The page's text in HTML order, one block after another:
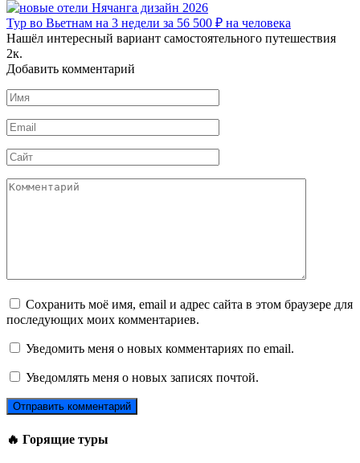
Тур во Вьетнам на 3 недели за 56 500 ₽ на человека
Нашёл интересный вариант самостоятельного путешествия
2к.
Добавить комментарий
Имя
Email
Сайт
Комментарий
Сохранить моё имя, email и адрес сайта в этом браузере для
последующих моих комментариев.
Уведомить меня о новых комментариях по email.
Уведомлять меня о новых записях почтой.
🔥 Горящие туры